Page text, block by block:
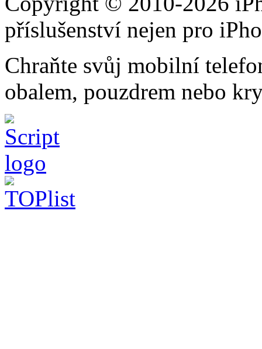
příslušenství nejen pro
Chraňte svůj mobilní
obalem, pouzdrem nebo